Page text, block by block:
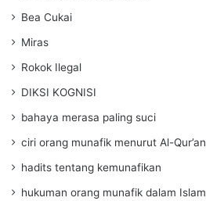
Bea Cukai
Miras
Rokok Ilegal
DIKSI KOGNISI
bahaya merasa paling suci
ciri orang munafik menurut Al-Qur’an
hadits tentang kemunafikan
hukuman orang munafik dalam Islam